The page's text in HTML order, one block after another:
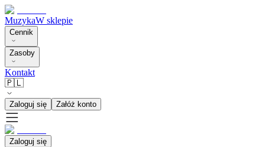
MuzykaW sklepie
Cennik
Zasoby
Kontakt
🇵🇱
Zaloguj się Załóż konto
Zaloguj się